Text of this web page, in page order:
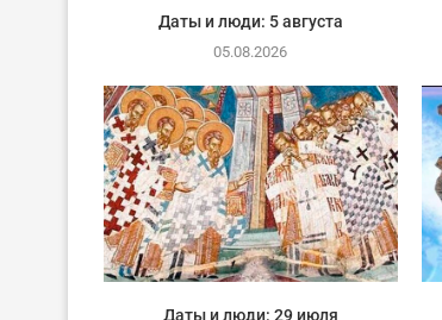
Даты и люди: 5 августа
05.08.2026
Даты и люди: 29 июля